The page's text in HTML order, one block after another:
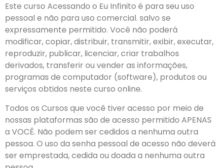
Este curso Acessando o Eu Infinito é para seu uso
pessoal e não para uso comercial. salvo se
expressamente permitido. Você não poderá
modificar, copiar, distribuir, transmitir, exibir, executar,
reproduzir, publicar, licenciar, criar trabalhos
derivados, transferir ou vender as informações,
programas de computador (software), produtos ou
serviços obtidos neste curso online.
Todos os Cursos que você tiver acesso por meio de
nossas plataformas são de acesso permitido APENAS
a VOCÊ. Não podem ser cedidos a nenhuma outra
pessoa. O uso da senha pessoal de acesso não deverá
ser emprestada, cedida ou doada a nenhuma outra